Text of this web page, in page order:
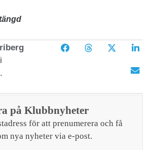
på Klubbnyheter
för att prenumerera och få
nya nyheter via e-post.